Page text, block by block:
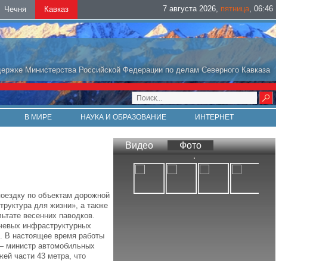
Чечня Кавказ 7 августа 2026, пятница, 06:46
Министерства Российской Федерации по делам Северного Кавказа
В МИРЕ НАУКА И ОБРАЗОВАНИЕ
ИНТЕРНЕТ
по объектам дорожной
для жизни», а также
весенних паводков.
инфраструктурных
В настоящее время работы
министр автомобильных
части 43 метра, что
Видео Фото